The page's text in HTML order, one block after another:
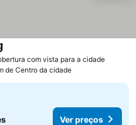
com vista para a cidade
de Centro da cidade
Ver preços